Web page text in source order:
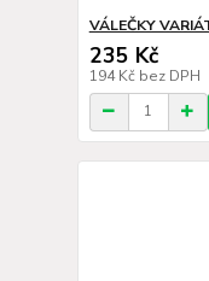
VÁLEČKY
235 Kč
194 Kč bez DPH